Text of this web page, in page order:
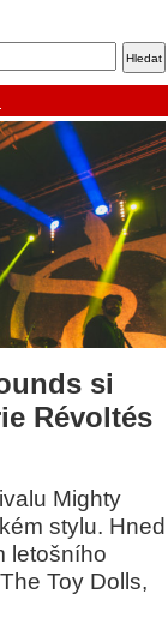
si
Révoltés
Mighty
stylu. Hned
letošního
Toy Dolls,